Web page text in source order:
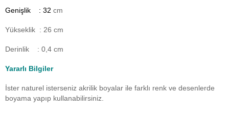
Genişlik : 32 cm
Yükseklik : 26 cm
Derinlik : 0,4 cm
Yararlı Bilgiler
İster naturel isterseniz akrilik boyalar ile farklı renk ve desenlerde
boyama yapıp kullanabilirsiniz.